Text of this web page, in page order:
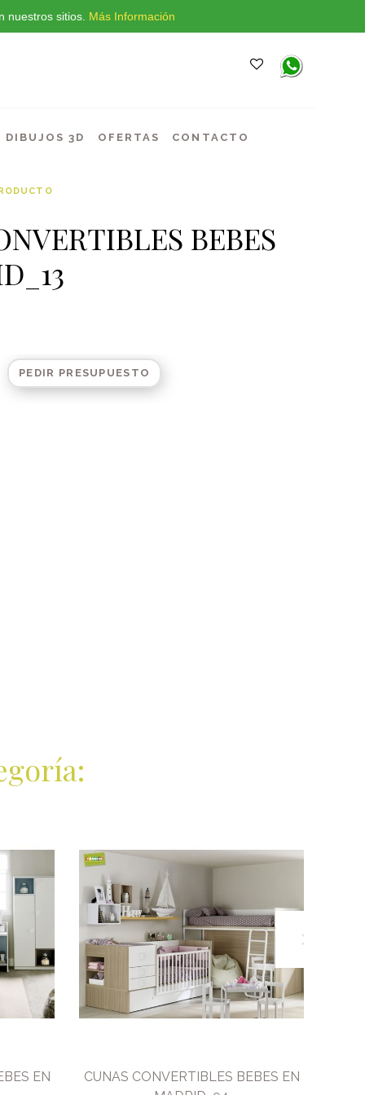
nuestros sitios. Más Información
DIBUJOS 3D OFERTAS CONTACTO
BEBES
PEDIR PRESUPUESTO
EN
CUNAS CONVERTIBLES BEBES EN